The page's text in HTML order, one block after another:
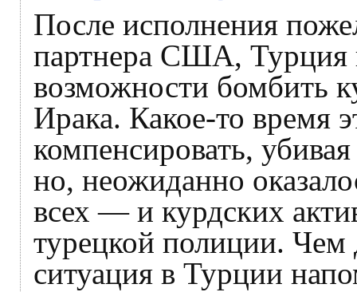
После исполнения
партнера США, Турция
возможности бомбить
Ирака. Какое-то время
компенсировать,
но, неожиданно
всех — и курдских
турецкой полиции.
ситуация в Турции